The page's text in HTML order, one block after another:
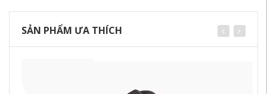
SẢN PHẨM ƯA THÍCH